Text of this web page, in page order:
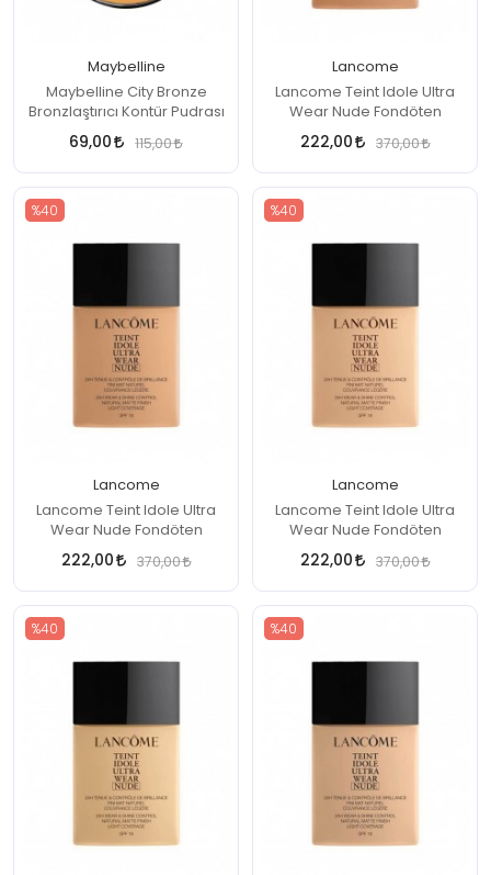
Maybelline
Maybelline City Bronze
Bronzlaştırıcı Kontür Pudrası
69,00 115,00
Lancome
Lancome Teint Idole Ultra
Wear Nude Fondöten
222,00 370,00
%40
Lancome
Lancome Teint Idole Ultra
Wear Nude Fondöten
222,00 370,00
%40
Lancome
Lancome Teint Idole Ultra
Wear Nude Fondöten
222,00 370,00
%40 %40